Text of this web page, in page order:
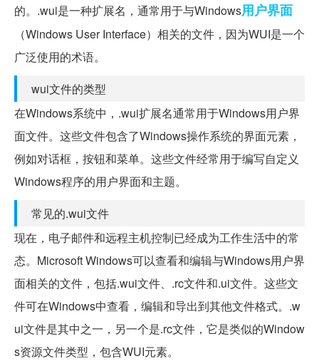
的。.wui是一种扩展名，通常用于与Windows用户界面
（Windows User Interface）相关的文件，因为WUI是一个
广泛使用的术语。
wui文件的类型
在Windows系统中，.wui扩展名通常用于Windows用户界
面文件。这些文件包含了Windows操作系统的界面元素，
例如对话框，按钮和菜单。这些文件经常用于编写自定义
Windows程序的用户界面和主题。
常见的.wui文件
现在，电子邮件和远程主机控制已经成为工作生活中的常
态。Microsoft Windows可以查看和编辑与Windows用户界
面相关的文件，包括.wui文件、.rc文件和.ui文件。这些文
件可在Windows中查看，编辑和导出到其他文件格式。.w
ui文件是其中之一，另一个是.rc文件，它是类似的Window
s资源文件类型，包含WUI元素。